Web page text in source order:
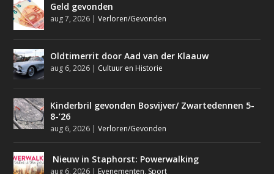
Geld gevonden
aug 7, 2026 |Verloren/Gevonden
Oldtimerrit door Aad van der Klaauw
aug 6, 2026 | Cultuur en Historie
Kinderbril gevonden Bosvijver/ Zwartedennen 5-
8-’26
aug 6, 2026 |Verloren/Gevonden
Nieuw in Staphorst: Powerwalking
aug 6, 2026 | Evenementen, Sport